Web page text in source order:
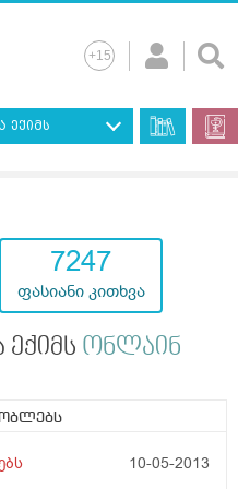
ექიმს
7247
ფასიანი კითხვა
ონლაინ
10-05-2013